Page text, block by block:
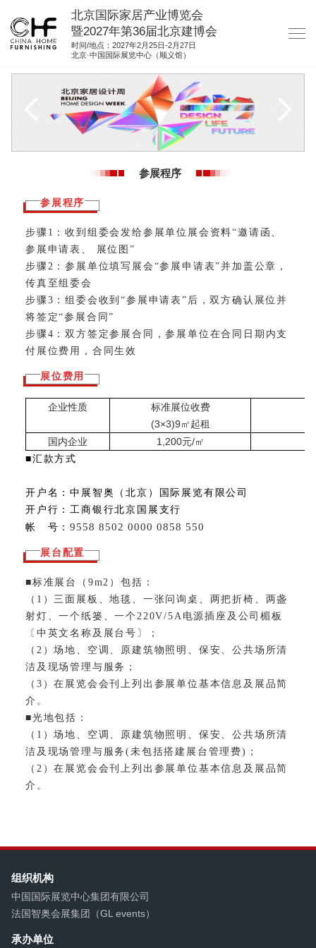
北京国际家居产业博览会
暨2027年第36届北京建博会
时间/地点：2027年2月25日-2月27日
北京·中国国际展览中心（顺义馆）
资料下载
集团展会
参展联络
参展程序
参展程序
步骤1：收到组委会发给参展单位展会资料“邀请函、
参展申请表、 展位图”
步骤2：参展单位填写展会“参展申请表”并加盖公章，
传真至组委会
步骤3：组委会收到“参展申请表”后，双方确认展位并
将签定“参展合同”
步骤4：双方签定参展合同，参展单位在合同日期内支
付展位费用，合同生效
展位费用
企业性质
标准展位收费
(3×3)9㎡起租
国内企业
1,200元/㎡
■汇款方式
开户名：中展智奥（北京）国际展览有限公司
开户行：工商银行北京国展支行
帐 号：9558 8502 0000 0858 550
展台配置
■标准展台（9m2）包括：
（1）三面展板、地毯、一张问询桌、两把折椅、两盏
射灯、一个纸篓、一个220V/5A电源插座及公司楣板
〔中英文名称及展台号〕；
（2）场地、空调、原建筑物照明、保安、公共场所清
洁及现场管理与服务；
（3）在展览会会刊上列出参展单位基本信息及展品简
介。
■光地包括：
（1）场地、空调、原建筑物照明、保安、公共场所清
洁及现场管理与服务(未包括搭建展台管理费)；
（2）在展览会会刊上列出参展单位基本信息及展品简
介。
组织机构
中国国际展览中心集团有限公司
法国智奥会展集团（GL events）
承办单位